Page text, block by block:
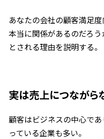
あなたの会社の顧客満足
本当に関係があるのだろ
とされる理由を説明する。
実は売上につながら
顧客はビジネスの中心で
っている企業も多い。